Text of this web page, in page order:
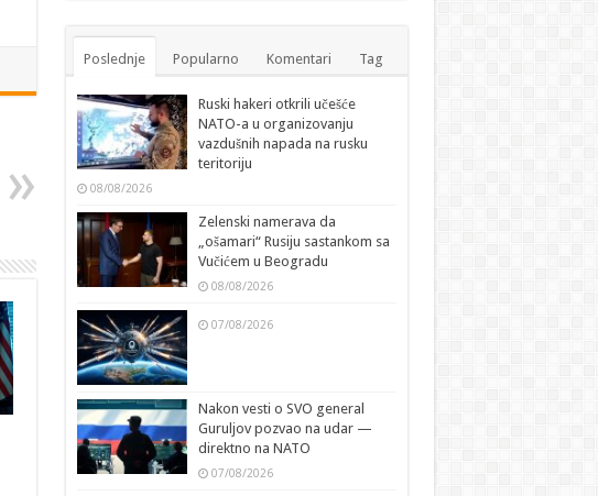
Poslednje Popularno Komentari Tag
Ruski hakeri otkrili učešće
NATO-a u organizovanju
vazdušnih napada na rusku
teritoriju
08/08/2026
Zelenski namerava da
„ošamari“ Rusiju sastankom sa
Vučićem u Beogradu
08/08/2026
07/08/2026
Nakon vesti o SVO general
Guruljov pozvao na udar —
direktno na NATO
07/08/2026